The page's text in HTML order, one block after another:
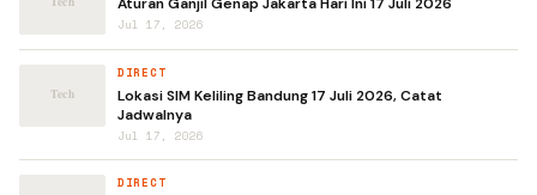
Jul 17, 2026
DIRECT
Lokasi SIM Keliling Bandung 17 Juli 2026, Catat
Jadwalnya
Jul 17, 2026
DIRECT